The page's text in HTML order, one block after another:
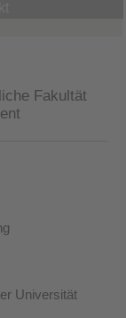
Fakultät
Universität